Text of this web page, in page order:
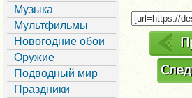
Музыка
Мультфильмы
Новогодние обои
Оружие
Подводный мир
Праздники